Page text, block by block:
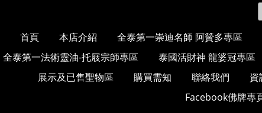
首頁 本店介紹 全泰第一崇迪名師 阿贊多專區
全泰第一法術靈油-托屐宗師專區
泰國活財神 龍婆冠專區
展示及已售聖物區
購買需知 聯絡我們 資
Facebook佛牌專